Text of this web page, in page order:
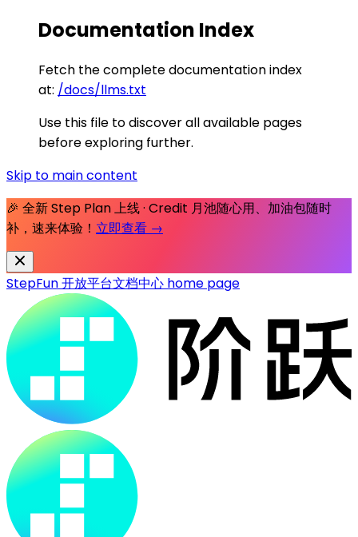
Documentation Index
Fetch the complete documentation index
at: /docs/llms.txt
Use this file to discover all available pages
before exploring further.
Skip to main content
🎉 全新 Step Plan 上线 · Credit 月池随心用、加油包随时
补，速来体验！ 立即查看 →
StepFun 开放平台文档中心 home page